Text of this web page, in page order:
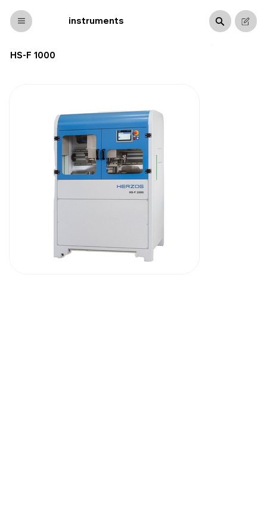
instruments
HS-F 1000